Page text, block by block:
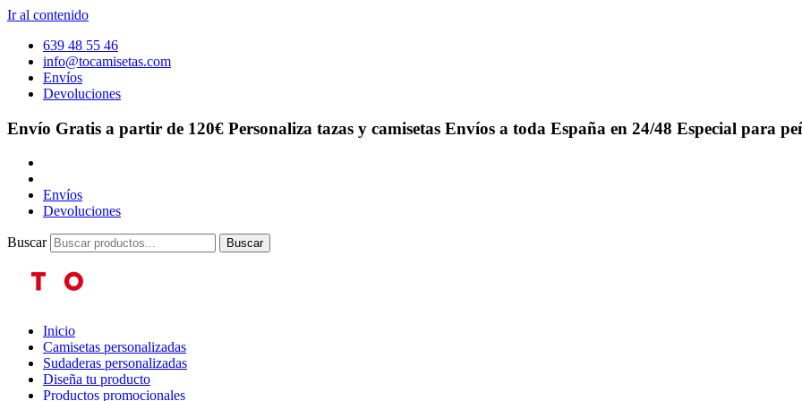
Ir al contenido
639 48 55 46
info@tocamisetas.com
Envíos
Devoluciones
Envío Gratis a partir de 120€ Personaliza tazas y camisetas Envíos a toda España en 24/48 Especial para
Envíos
Devoluciones
Buscar Buscar
Inicio
Camisetas personalizadas
Sudaderas personalizadas
Diseña tu producto
Productos promocionales